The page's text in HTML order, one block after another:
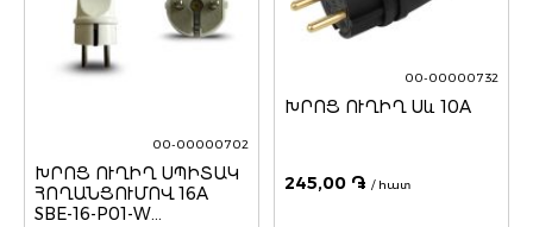
00-00000702
ԽՐՈՑ ՈՒՂԻՂ ՍՊԻՏԱԿ
ՀՈՂԱՆՑՈՒՄՈՎ 16A
SBE-16-P01-W
00-00000732
ԽՐՈՑ ՈՒՂԻՂ Սև 10A
245,00 ֏ / հատ